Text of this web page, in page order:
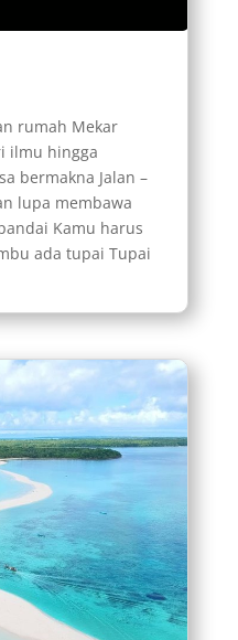
rumah Mekar
ilmu hingga
bermakna Jalan –
lupa membawa
Kamu harus
ada tupai Tupai